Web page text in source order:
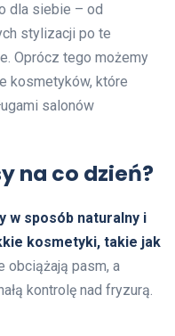
dla siebie – od
stylizacji po te
Oprócz tego możemy
kosmetyków, które
salonów
na co dzień?
w sposób naturalny i
kosmetyki, takie jak
obciążają pasm, a
kontrolę nad fryzurą.